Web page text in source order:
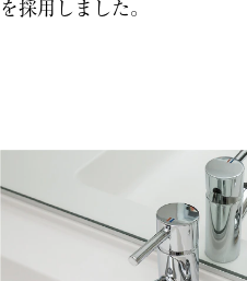
を採用しました。